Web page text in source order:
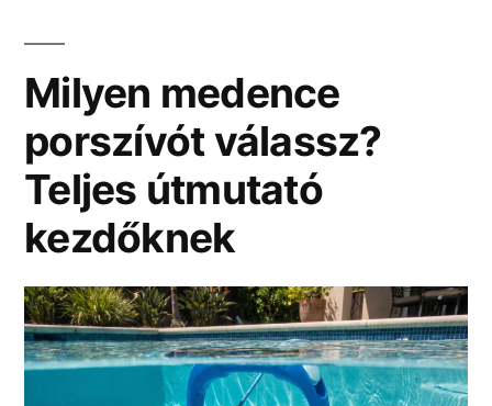
Milyen medence
porszívót válassz?
Teljes útmutató
kezdőknek